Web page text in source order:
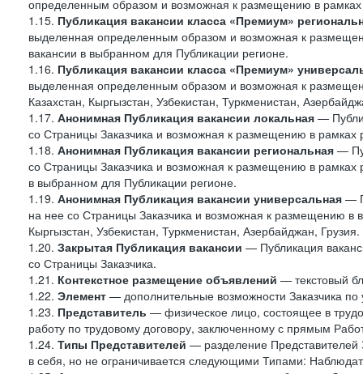
определенным образом и возможная к размещению в рамках
1.15. Публикация вакансии класса «Премиум»
выделенная определенным образом и возможная к
вакансии в выбранном для Публикации регионе.
1.16. Публикация вакансии класса «Премиум»
выделенная определенным образом и возможная к
Казахстан, Кыргызстан, Узбекистан, Туркменистан,
1.17. Анонимная Публикация вакансии локальная —
со Страницы Заказчика и возможная к размещению в рамках
1.18. Анонимная Публикация вакансии региональная —
со Страницы Заказчика и возможная к размещению в рамках
в выбранном для Публикации регионе.
1.19. Анонимная Публикация вакансии универсальная —
на нее со Страницы Заказчика и возможная к размещению в
Кыргызстан, Узбекистан, Туркменистан, Азербайджан, Грузия.
1.20. Закрытая Публикация вакансии — Публикация
со Страницы Заказчика.
1.21. Контекстное размещение объявлений — текстовый
1.22. Элемент — дополнительные возможности Заказчика
1.23. Представитель — физическое лицо, состоящее в
работу по трудовому договору, заключенному с прямым
1.24. Типы Представителей — разделение Представителей
в себя, но не ограничивается следующими Типами: